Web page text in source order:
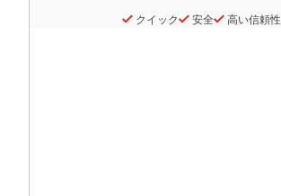
クイック 安全 高い信頼性